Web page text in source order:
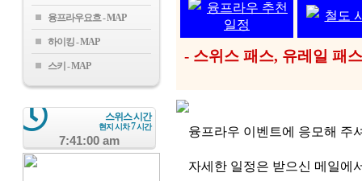
융프라우요흐
하이킹
스키
스위스 시간
현지 시차7시간
7:41:01 am
융프라우 추천
일정
철도
- 스위스 패스, 유레일 패
융프라우 이벤트에 응모해 주
자세한 일정은 받으신 메일에